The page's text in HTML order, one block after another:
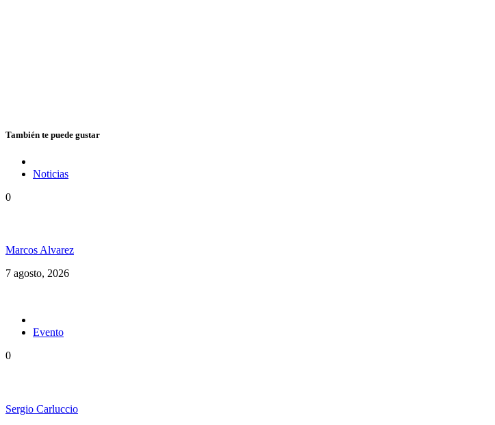
También te puede gustar
Noticias
0
Marcos Alvarez
7 agosto, 2026
Evento
0
Sergio Carluccio